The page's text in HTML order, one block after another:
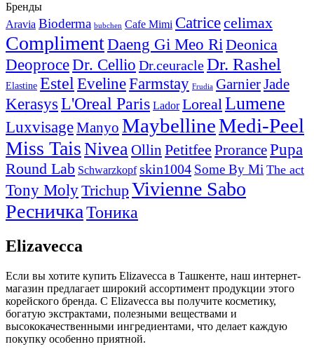
Бренды
Aravia Bioderma bubchen Cafe Mimi Catricecelimax
ComplimentDaeng Gi Meo RiDeonica
DeoproceDr. Cellio Dr.ceuracleDr. Rashel
Elastine EstelEvelineFarmstay Frudia GarnierJade
Kerasys L'Oreal Paris Lador LorealLumene
LuxvisageManyo MaybellineMedi-Peel
Miss TaisNiveaOllin Petitfee ProrancePupa
Round Lab Schwarzkopf skin1004 Some By Mi The act
Tony MolyTrichupVivienne Sabo
РесничкаТоника
Elizavecca
Если вы хотите купить Elizavecca в Ташкенте, наш интернет-
магазин предлагает широкий ассортимент продукции этого
корейского бренда. С Elizavecca вы получите косметику,
богатую экстрактами, полезными веществами и
высококачественными ингредиентами, что делает каждую
покупку особенно приятной.